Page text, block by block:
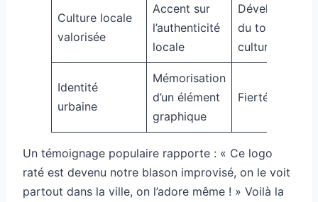
Culture locale
valorisée
Accent sur
l’authenticité
locale
du tourisme
culturel
Identité
urbaine
Mémorisation
d’un élément
graphique
Fierté locale
Un témoignage populaire rapporte : « Ce logo
raté est devenu notre blason improvisé, on le voit
partout dans la ville, on l’adore même ! » Voilà la